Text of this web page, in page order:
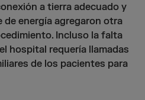
a tierra adecuado y
energía agregaron otra
Incluso la falta
hospital requería llamadas
de los pacientes para